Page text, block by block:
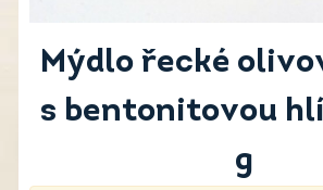
Mýdlo řecké
s bentonitovou
g